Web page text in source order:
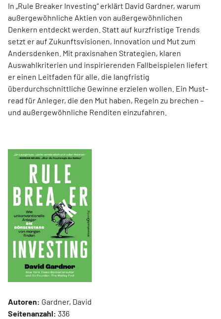
In „Rule Breaker Investing“ erklärt David Gardner, warum
außergewöhnliche Aktien von außer­gewöhnlichen
Denkern entdeckt werden. Statt auf kurzfristige Trends
setzt er auf Zukunftsvisionen, Innovation und Mut zum
Andersdenken. Mit praxisnahen Strategien, klaren
Auswahlkriterien und inspirierenden Fallbeispielen liefert
er einen Leit­faden für alle, die langfristig
überdurchschnittliche Gewinne erzielen wollen. Ein Must-
read für Anleger, die den Mut haben, Regeln zu brechen –
und außergewöhnliche Renditen einzufahren.
Autoren: Gardner, David
Seitenanzahl: 336